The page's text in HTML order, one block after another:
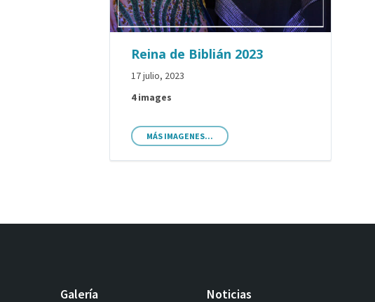
Reina de Biblián 2023
17 julio, 2023
4 images
MÁS IMAGENES...
Galería Noticias